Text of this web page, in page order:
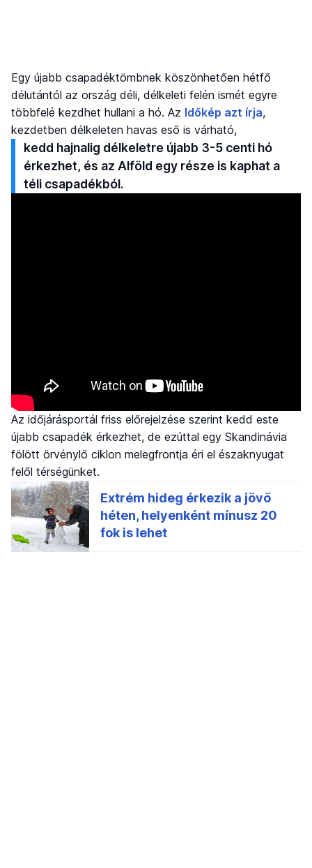
Egy újabb csapadéktömbnek köszönhetően hétfő
délutántól az ország déli, délkeleti felén ismét egyre
többfelé kezdhet hullani a hó. Az Időkép azt írja,
kezdetben délkeleten havas eső is várható,
kedd hajnalig délkeletre újabb 3-5 centi hó
érkezhet, és az Alföld egy része is kaphat a
téli csapadékból.
Az időjárásportál friss előrejelzése szerint kedd este
újabb csapadék érkezhet, de ezúttal egy Skandinávia
fölött örvénylő ciklon melegfrontja éri el északnyugat
felől térségünket.